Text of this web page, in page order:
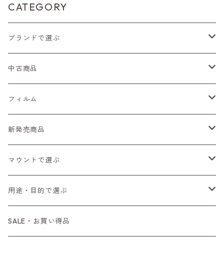
CATEGORY
ブランドで選ぶ
Nikon（ニコン）
Sシリーズ
Fシリーズ（一桁＋F100）
Canon（キヤノン）
レンジファインダー（7、P）
PENTAX（ペンタックス）
SL、SP
K2、KX、KM
CONTAX（コンタックス）
G1、G2
Tシリーズ
MINOLTA（ミノルタ）
コンパクト
OLYMPUS（オリンパス）
中古商品
フィルムカメラ
一眼レフカメラ（マニュアルフォーカス）
一眼レフカメラ（オートフォーカス）
デジタルカメラ
一眼カメラ
ミラーレスカメラ
マニュアルレンズ
一眼レンズ
レンジファインダーレンズ
オートフォーカスレンズ
一眼レンズ
マウントアダプター
フィルム
レンズ付きフィルム
35mm（135）カラーネガ
35mm（135）白黒ネガ
35mm（135）カラーリバーサル
新発売商品
フィルムカメラ
レンズ付きフィルム
アクセサリー・付属品
マウントで選ぶ
M42
L39
用途・目的で選ぶ
初心者の方へもおすすめ！
SALE・お買い得品